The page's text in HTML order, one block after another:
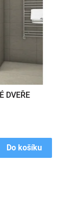
DVEŘE
Do košíku